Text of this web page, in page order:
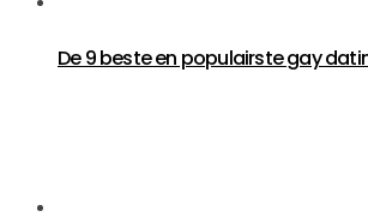
De 9 beste en populairste gay